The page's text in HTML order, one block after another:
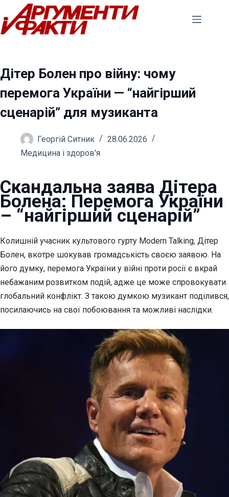
Перейти
до
вмісту
Дітер Болен про війну: чому
перемога України — “найгірший
сценарій” для музиканта
Георгій Ситник
28.06.2026
Медицина і здоров'я
Скандальна заява Дітера
Болена: Перемога України
– “найгірший сценарій”
Колишній учасник культового гурту Modern Talking, Дітер
Болен, вкотре шокував громадськість своєю заявою. На
його думку, перемога України у війні проти росії є вкрай
небажаним розвитком подій, адже це може спровокувати
глобальний конфлікт. З такою думкою музикант поділився,
посилаючись на свої побоювання та можливі наслідки.